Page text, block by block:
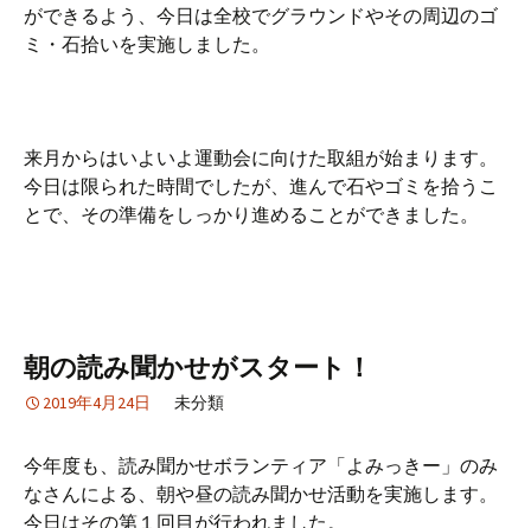
ができるよう、今日は全校でグラウンドやその周辺のゴ
ミ・石拾いを実施しました。
来月からはいよいよ運動会に向けた取組が始まります。
今日は限られた時間でしたが、進んで石やゴミを拾うこ
とで、その準備をしっかり進めることができました。
朝の読み聞かせがスタート！
2019年4月24日 未分類
今年度も、読み聞かせボランティア「よみっきー」のみ
なさんによる、朝や昼の読み聞かせ活動を実施します。
今日はその第１回目が行われました。